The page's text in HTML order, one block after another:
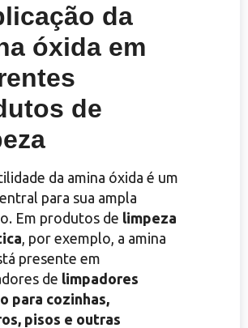
da
óxida em
de
da amina óxida é um
para sua ampla
Em produtos de limpeza
, por exemplo, a amina
presente em
de limpadores
para cozinhas,
pisos e outras